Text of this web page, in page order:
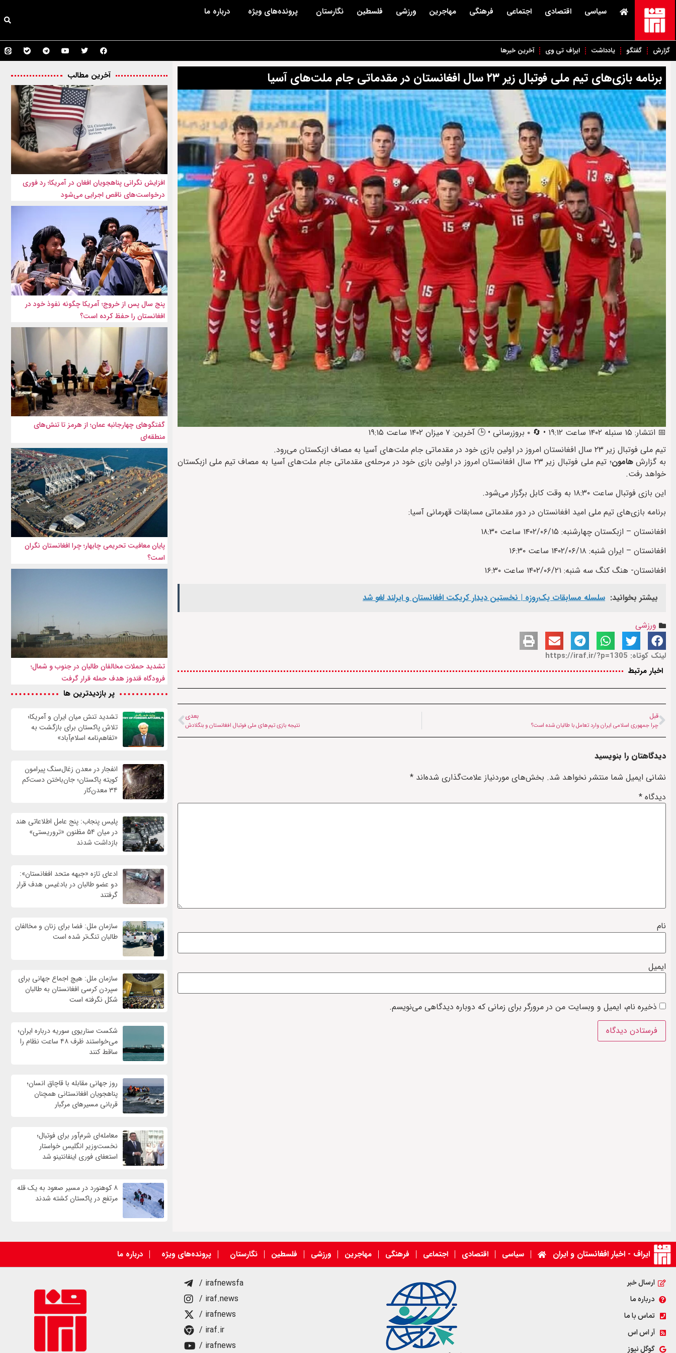
سیاسی اقتصادی اجتماعی فرهنگی مهاجرین ورزشی فلسطین نگارستان پرونده‌های ویژه درباره ما
گزارش گفتگو یادداشت ایراف تی وی آخرین خبرها
برنامه بازی‌های تیم ملی فوتبال زیر ۲۳ سال افغانستان در مقدماتی جام ملت‌های آسیا
📅 انتشار: ۱۵ سنبله ۱۴۰۲ ساعت ۱۹:۱۲ • 🔄 ۰ بروزرسانی • 🕒 آخرین: ۷ میزان ۱۴۰۲ ساعت ۱۹:۱۵
تیم ملی فوتبال زیر ۲۳ سال افغانستان امروز در اولین بازی خود در مقدماتی جام ملت‌های آسیا به مصاف ازبکستان می‌رود.
به گزارشهامون
؛ تیم ملی فوتبال زیر ۲۳ سال افغانستان امروز در اولین بازی خود در مرحله‌ی مقدماتی جام ملت‌های آسیا به مصاف تیم ملی ازبکستان
خواهد رفت.
این بازی فوتبال ساعت ۱۸:۳۰ به وقت کابل برگزار می‌شود.
برنامه بازی‌های تیم ملی امید افغانستان در دور مقدماتی مسابقات قهرمانی آسیا:
افغانستان – ازبکستان چهارشنبه: ۱۴۰۲/۰۶/۱۵ ساعت ۱۸:۳۰
افغانستان – ایران شنبه: ۱۴۰۲/۰۶/۱۸ ساعت ۱۶:۳۰
افغانستان- هنگ کنگ سه شنبه: ۱۴۰۲/۰۶/۲۱ ساعت ۱۶:۳۰
بیشتر بخوانید: سلسله مسابقات یک‌روزه | نخستین دیدار کریکت افغانستان و ایرلند لغو شد
ورزشی
لینک کوتاه: https://iraf.ir/?p=1305
اخبار مرتبط
قبل
چرا جمهوری اسلامی ایران وارد تعامل با طالبان شده است؟
بعدی
نتیجه بازی تیم‌های ملی فوتبال افغانستان و بنگلادش
دیدگاهتان را بنویسید
نشانی ایمیل شما منتشر نخواهد شد. بخش‌های موردنیاز علامت‌گذاری شده‌اند *
دیدگاه *
نام
ایمیل
ذخیره نام، ایمیل و وبسایت من در مرورگر برای زمانی که دوباره دیدگاهی می‌نویسم.
آخرین مطالب
افزایش نگرانی پناهجویان افغان در آمریکا؛ رد فوری
درخواست‌های ناقص اجرایی می‌شود
پنج سال پس از خروج؛ آمریکا چگونه نفوذ خود در
افغانستان را حفظ کرده است؟
گفتگوهای چهارجانبه عمان؛ از هرمز تا تنش‌های
منطقه‌ای
پایان معافیت تحریمی‌ چابهار؛ چرا افغانستان نگران
است؟
تشدید حملات مخالفان طالبان در جنوب و شمال؛
فرودگاه قندوز هدف حمله قرار گرفت
پر بازدیدترین ها
تشدید تنش میان ایران و آمریکا؛
تلاش پاکستان برای بازگشت به
«تفاهم‌نامه اسلام‌آباد»
انفجار در معدن زغال‌سنگ پیرامون
کویته پاکستان؛ جان‌باختن دست‌کم
۳۴ معدن‌کار
پلیس پنجاب: پنج عامل اطلاعاتی هند
در میان ۵۴ مظنون «تروریستی»
بازداشت شدند
ادعای تازه «جبهه متحد افغانستان»:
دو عضو طالبان در بادغیس هدف قرار
گرفتند
سازمان ملل: فضا برای زنان و مخالفان
طالبان تنگ‌تر شده است
سازمان ملل: هیچ اجماع جهانی برای
سپردن کرسی افغانستان به طالبان
شکل نگرفته است
شکست سناریوی سوریه درباره ایران؛
می‌خواستند ظرف ۴۸ ساعت نظام را
ساقط کنند
روز جهانی مقابله با قاچاق انسان؛
پناهجویان افغانستانی همچنان
قربانی مسیرهای مرگبار
معامله‌ای شرم‌آور برای فوتبال؛
نخست‌وزیر انگلیس خواستار
استعفای فوری اینفانتینو شد
۸ کوهنورد در مسیر صعود به یک قله
مرتفع در پاکستان کشته شدند
ایراف - اخبار افغانستان و ایران سیاسی اقتصادی اجتماعی فرهنگی مهاجرین ورزشی فلسطین نگارستان پرونده‌های ویژه درباره ما
ارسال خبر
درباره ما
تماس با ما
آر اس اس
گوگل نیوز
/ irafnewsfa
/ iraf.news
/ irafnews
/ iraf.ir
/ irafnews